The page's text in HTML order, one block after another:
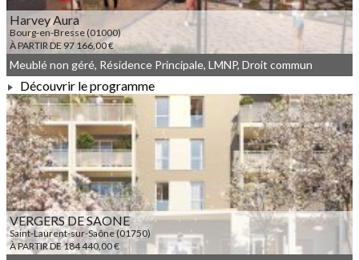
Harvey Aura
Bourg-en-Bresse (01000)
À PARTIR DE 97 166,00 €
À PARTIR DE 97 166,00 €
Meublé non géré, Résidence Principale, LMNP, Droit commun
Découvrir le programme
VERGERS DE SAONE
Saint-Laurent-sur-Saône (01750)
À PARTIR DE 184 440,00 €